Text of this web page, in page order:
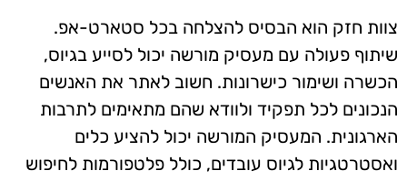
צוות חזק הוא הבסיס להצלחה בכל סטארט-אפ.
שיתוף פעולה עם מעסיק מורשה יכול לסייע בגיוס,
הכשרה ושימור כישרונות. חשוב לאתר את האנשים
הנכונים לכל תפקיד ולוודא שהם מתאימים לתרבות
הארגונית. המעסיק המורשה יכול להציע כלים
ואסטרטגיות לגיוס עובדים, כולל פלטפורמות לחיפוש